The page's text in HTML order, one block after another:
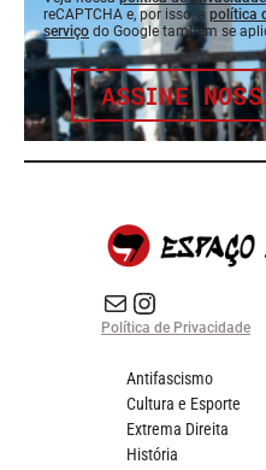
reCAPTCHA e, por isso, a política
serviço do Google também se
ASSINE
E-mail Instagram do Espaço Antifascista
Política de Privacidade
Antifascismo
Cultura e Esporte
Extrema Direita
História